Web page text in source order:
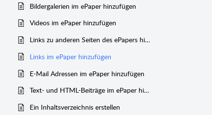
Bildergalerien im ePaper hinzufügen
Videos im ePaper hinzufügen
Links zu anderen Seiten des ePapers hinzufügen
Links im ePaper hinzufügen
E-Mail Adressen im ePaper hinzufügen
Text- und HTML-Beiträge im ePaper hinzufügen
Ein Inhaltsverzeichnis erstellen